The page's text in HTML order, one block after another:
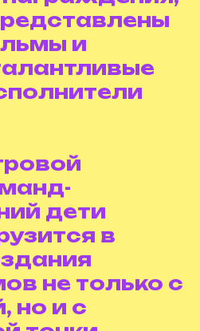
и
дети
в
не только с
но и с